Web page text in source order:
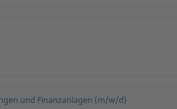
und Finanzanlagen (m/w/d)